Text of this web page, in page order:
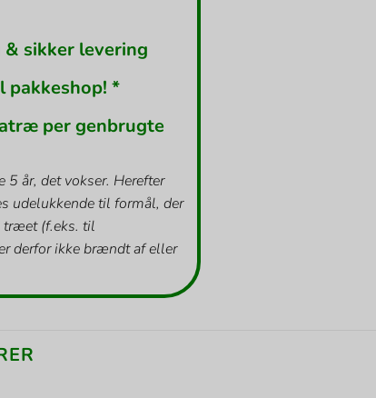
sikker levering
pakkeshop! *
per genbrugte
5 år, det vokser. Herefter
udelukkende til formål, der
træet (f.eks. til
derfor ikke brændt af eller